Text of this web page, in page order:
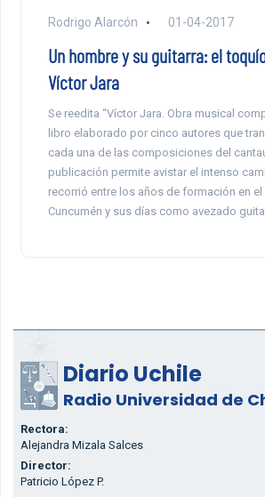
Rodrigo Alarcón 01-04-2017
Un hombre y su guitarra: el
Víctor Jara
Se reedita “Víctor Jara. Obra musical
libro elaborado por cinco autores que
cada una de las composiciones del
publicación permite avistar el intenso
recorrió entre los años de formación en
Cuncumén y sus días como avezado
Diario Uchile
Radio Universidad de
Rectora:
Alejandra Mizala Salces
Director:
Patricio López P.